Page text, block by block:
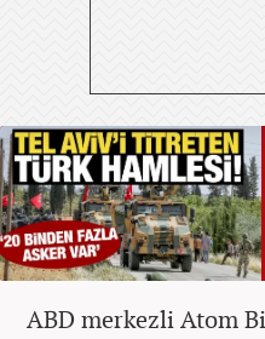
ABD merkezli Atom